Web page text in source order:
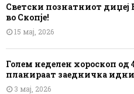
Светски познатниот диџеј
во Скопје!
15 мај, 2026
Голем неделен хороскоп од
планираат заедничка
3 мај, 2026